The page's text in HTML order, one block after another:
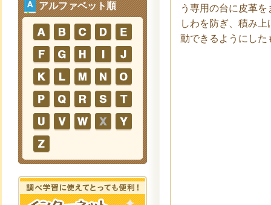
アルファベット順
う専用の台に皮革
しわを防ぎ、積み
動できるようにした